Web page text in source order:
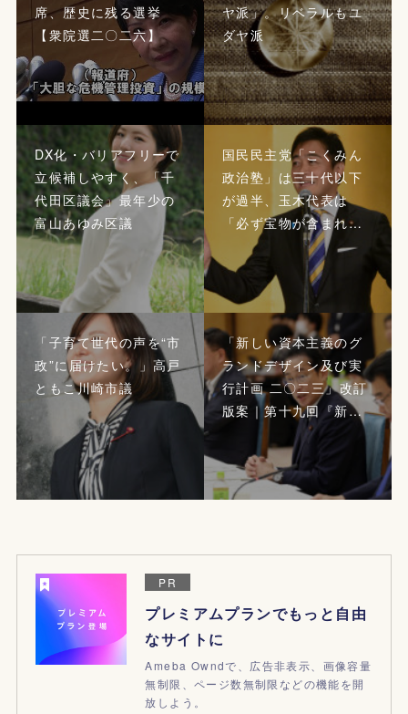
席、歴史に残る選挙
【衆院選二〇二六】
ヤ派」。リベラルもユ
ダヤ派
DX化・バリアフリーで
立候補しやすく、「千
代田区議会」最年少の
富山あゆみ区議
国民民主党「こくみん
政治塾」は三十代以下
が過半、玉木代表は
「必ず宝物が含まれ…
「子育て世代の声を“市
政”に届けたい。」高戸
ともこ川崎市議
「新しい資本主義のグ
ランドデザイン及び実
行計画 二〇二三」改訂
版案｜第十九回『新…
PR
プレミアムプランでもっと自由
なサイトに
Ameba Owndで、広告非表示、画像容量
無制限、ページ数無制限などの機能を開
放しよう。